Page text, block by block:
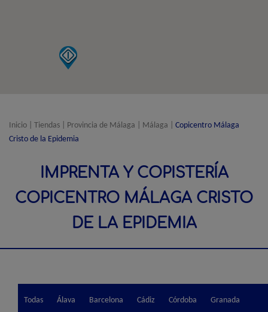
Inicio Tiendas Provincia de Málaga Málaga
Copicentro Málaga
Cristo de la Epidemia
IMPRENTA Y COPISTERÍA
COPICENTRO MÁLAGA CRISTO
DE LA EPIDEMIA
Todas Álava Barcelona Cádiz Córdoba Granada